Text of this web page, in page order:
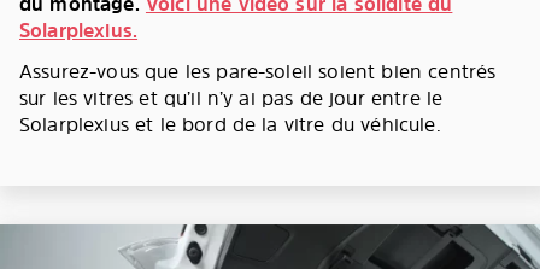
Solarplexius.
Assurez-vous que les pare-soleil soient bien centrés
sur les vitres et qu’il n’y ai pas de jour entre le
Solarplexius et le bord de la vitre du véhicule.